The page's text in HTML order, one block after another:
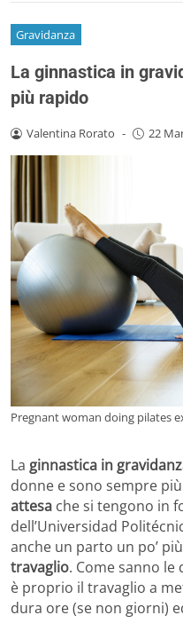
Gravidanza
La ginnastica in
più rapido
Valentina Rorato - 22
Pregnant woman doing pilates
La ginnastica in
donne e sono sempre
attesa che si tengono in
dell’Universidad
anche un parto un po’
travaglio. Come sanno le
è proprio il travaglio a
dura ore (se non giorni)